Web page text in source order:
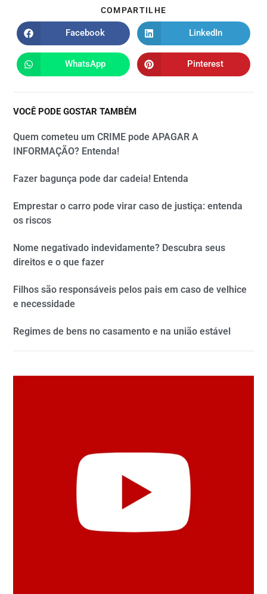
COMPARTILHE
Facebook LinkedIn
WhatsApp Pinterest
VOCÊ PODE GOSTAR TAMBÉM
Quem cometeu um CRIME pode APAGAR A
INFORMAÇÃO? Entenda!
Fazer bagunça pode dar cadeia! Entenda
Emprestar o carro pode virar caso de justiça: entenda
os riscos
Nome negativado indevidamente? Descubra seus
direitos e o que fazer
Filhos são responsáveis pelos pais em caso de velhice
e necessidade
Regimes de bens no casamento e na união estável